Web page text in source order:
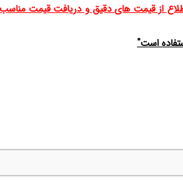
از قیمت های دقیق و دریافت قیمت
است"